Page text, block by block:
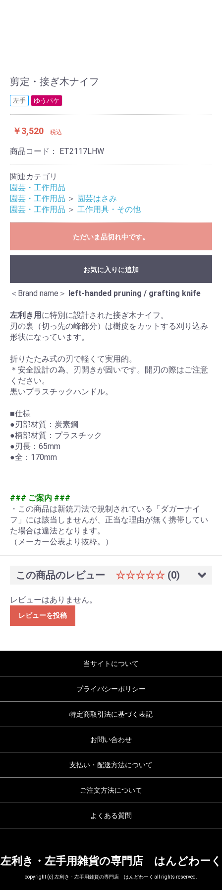
剪定・接ぎ木ナイフ
左手 ゆうパケ
￥3,520 税込
商品コード： ET2117LHW
関連カテゴリ
園芸・工作用品
園芸・工作用品 ＞ 園芸はさみ
園芸・工作用品 ＞ 工作用具・その他
ただいま品切れ中です。
お気に入りに追加
＜Brand name＞ left-handed pruning / grafting knife
左利き用 に特別に設計された接ぎ木ナイフ。
刃の裏（切っ先の峰部分）は樹皮をカットする刈り込み
形状になっています。
折りたたみ式の刃で軽くて実用的。
＊安全設計の為、刃開きが固いです。開刃の際はご注意
ください。
黒いプラスチックハンドル。
■仕様
●刃部材質：炭素鋼
●柄部材質：プラスチック
●刃長：65mm
●全：170mm
### ご案内 ###
・この商品は新銃刀法で規制されている「ダガーナイ
フ」には該当しませんが、正当な理由が無く携帯してい
た場合は違法となります。
（メーカー公表より抜粋。）
この商品のレビュー ☆☆☆☆☆ (0)
レビューはありません。
レビューを投稿
当サイトについて
プライバシーポリシー
特定商取引法に基づく表記
お問い合わせ
支払い・配送方法について
ご注文方法について
よくある質問
左利き・左手用雑貨の専門店 はんどわーく
copyright (c) 左利き・左手用雑貨の専門店 はんどわーく all rights reserved.